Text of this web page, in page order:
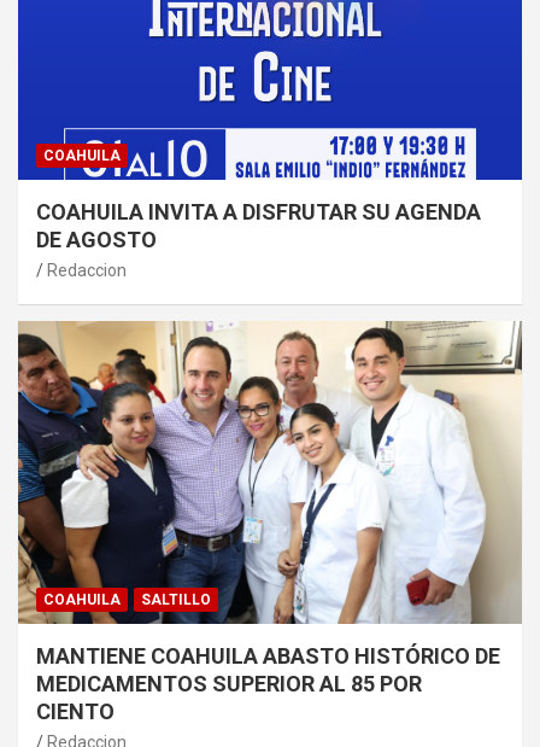
COAHUILA
COAHUILA INVITA A DISFRUTAR SU AGENDA
DE AGOSTO
Redaccion
COAHUILA SALTILLO
MANTIENE COAHUILA ABASTO HISTÓRICO DE
MEDICAMENTOS SUPERIOR AL 85 POR
CIENTO
Redaccion